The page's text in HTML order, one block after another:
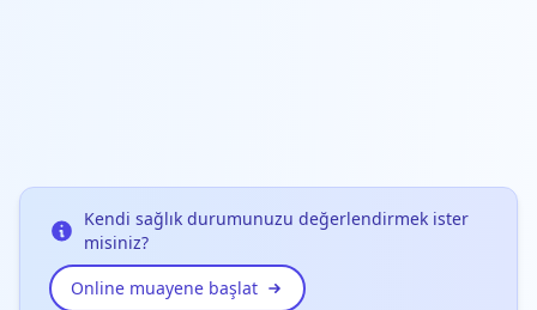
Kendi sağlık durumunuzu değerlendirmek ister
misiniz?
Online muayene başlat